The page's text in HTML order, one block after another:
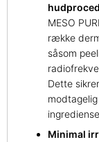
MESO
række
såsom
Dette
Minimal